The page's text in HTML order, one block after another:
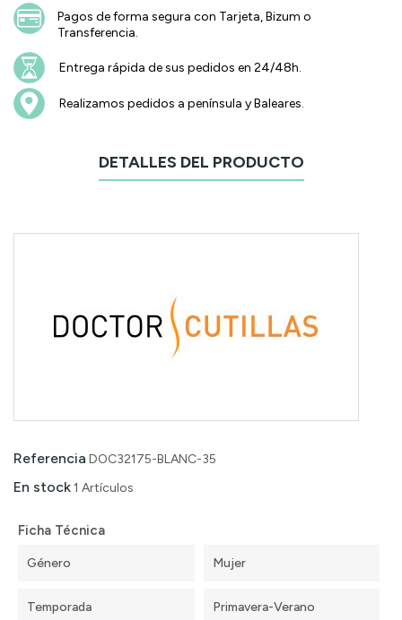
Pagos de forma segura con Tarjeta, Bizum o
Transferencia.
Entrega rápida de sus pedidos en 24/48h.
Realizamos pedidos a península y Baleares.
DETALLES DEL PRODUCTO
Referencia DOC32175-BLANC-35
En stock1 Artículos
Ficha Técnica
Género Mujer
Temporada Primavera-Verano